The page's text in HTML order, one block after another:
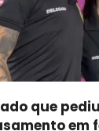
que
em